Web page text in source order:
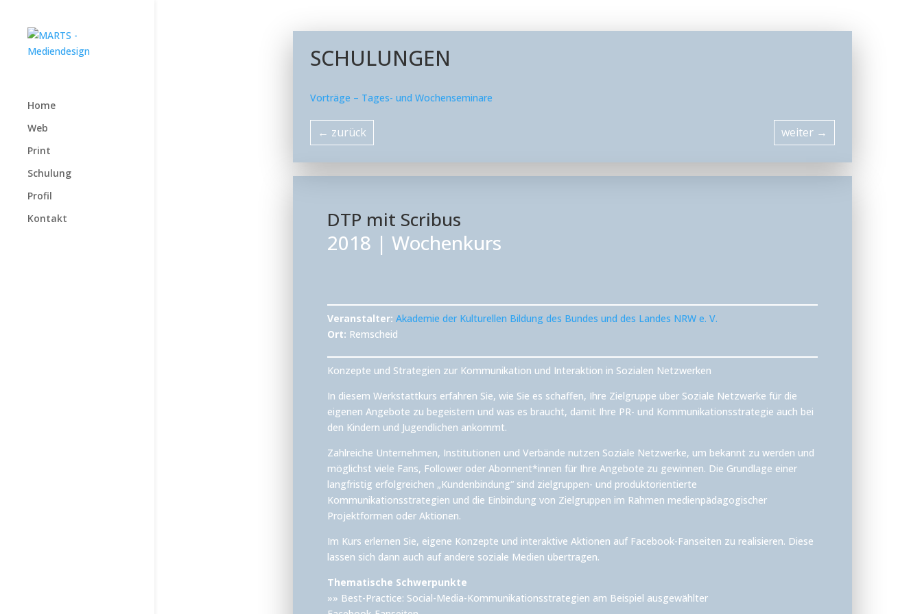
Home
Web
Print
Schulung
Profil
Kontakt
SCHULUNGEN
Vorträge – Tages- und Wochenseminare
← zurück weiter →
DTP mit Scribus
2018 | Wochenkurs
Veranstalter: Akademie der Kulturellen Bildung des Bundes und des Landes NRW e. V.
Ort: Remscheid
Konzepte und Strategien zur Kommunikation und Interaktion in Sozialen Netzwerken
In diesem Werkstattkurs erfahren Sie, wie Sie es schaffen, Ihre Zielgruppe über Soziale Netzwerke für die
eigenen Angebote zu begeistern und was es braucht, damit Ihre PR- und Kommunikationsstrategie auch bei
den Kindern und Jugendlichen ankommt.
Zahlreiche Unternehmen, Institutionen und Verbände nutzen Soziale Netzwerke, um bekannt zu werden und
möglichst viele Fans, Follower oder Abonnent*innen für Ihre Angebote zu gewinnen. Die Grundlage einer
langfristig erfolgreichen „Kundenbindung“ sind zielgruppen- und produktorientierte
Kommunikationsstrategien und die Einbindung von Zielgruppen im Rahmen medienpädagogischer
Projektformen oder Aktionen.
Im Kurs erlernen Sie, eigene Konzepte und interaktive Aktionen auf Facebook-Fanseiten zu realisieren. Diese
lassen sich dann auch auf andere soziale Medien übertragen.
Thematische Schwerpunkte
»» Best-Practice: Social-Media-Kommunikationsstrategien am Beispiel ausgewählter